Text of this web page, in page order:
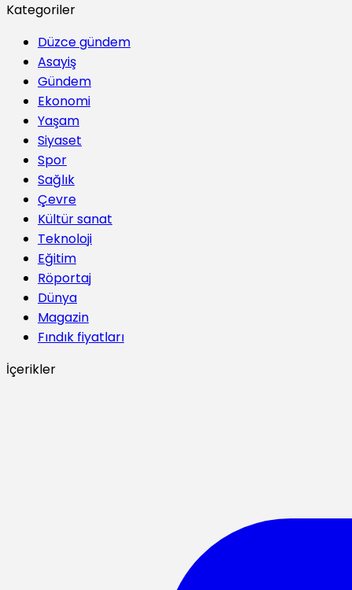
Kategoriler
Düzce gündem
Asayiş
Gündem
Ekonomi
Yaşam
Siyaset
Spor
Sağlık
Çevre
Kültür sanat
Teknoloji
Eğitim
Röportaj
Dünya
Magazin
Fındık fiyatları
İçerikler